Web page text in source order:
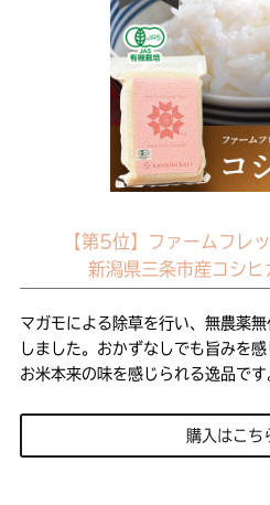
【第5位】ファームフレ
新潟県三条市産コシ
マガモによる除草を行い、無農薬
しました。おかずなしでも旨みを
お米本来の味を感じられる逸品です
購入はこち